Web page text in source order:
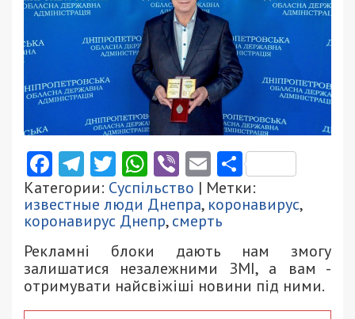
Facebook
Telegram
Twitter
WhatsApp
ViberEmail
Категории: Суспільство | Метки:
известные люди Днепра, коронавирус,
коронавирус Днепр,смерть
Рекламні блоки дають нам змогу
залишатися незалежними ЗМІ, а вам -
отримувати найсвіжіші новини під ними.